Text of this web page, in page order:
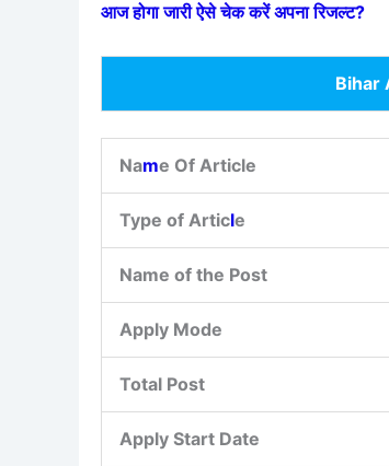
आज होगा जारी ऐसे चेक करें अपना रिजल्ट?
Bihar
Name Of Article
Type of Article
Name of the Post
Apply Mode
Total Post
Apply Start Date